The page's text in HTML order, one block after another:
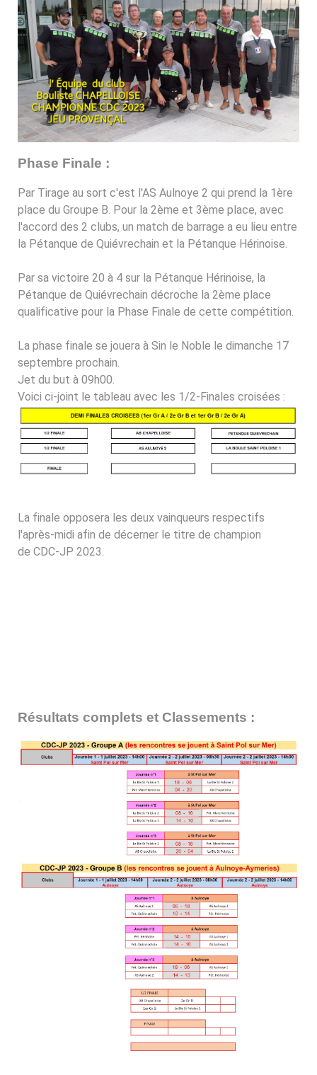
Phase Finale :
Par Tirage au sort c'est l'AS Aulnoye 2 qui prend la 1ère
place du Groupe B. Pour la 2ème et 3ème place, avec
l'accord des 2 clubs, un match de barrage a eu lieu entre
la Pétanque de Quiévrechain et la Pétanque Hérinoise.
Par sa victoire 20 à 4 sur la Pétanque Hérinoise, la
Pétanque de Quiévrechain décroche la 2ème place
qualificative pour la Phase Finale de cette compétition.
La phase finale se jouera à Sin le Noble le dimanche 17
septembre prochain.
Jet du but à 09h00.
Voici ci-joint le tableau avec les 1/2-Finales croisées :
La finale opposera les deux vainqueurs respectifs
l'après-midi afin de décerner le titre de champion
de CDC-JP 2023.
Résultats complets et Classements :